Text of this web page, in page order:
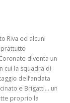
Riva ed alcuni
diventa un
cui la squadra di
dell’andata
e Brigatti… un
proprio la